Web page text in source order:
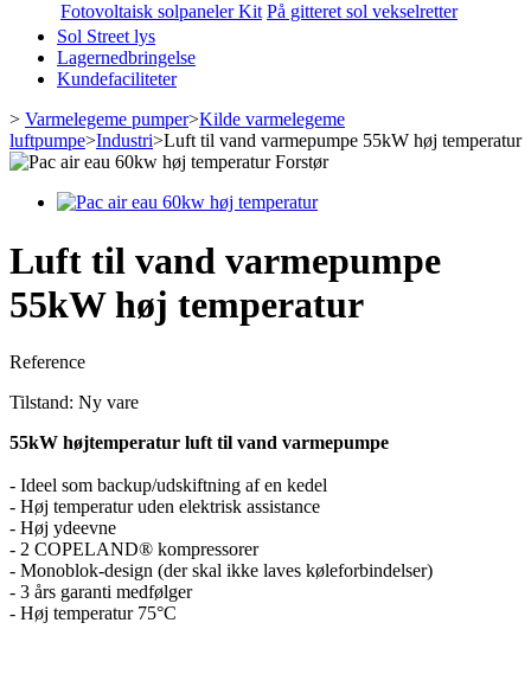
Fotovoltaisk solpaneler Kit På gitteret sol vekselretter
Sol Street lys
Lagernedbringelse
Kundefaciliteter
> Varmelegeme pumper>Kilde varmelegeme
luftpumpe>Industri>Luft til vand varmepumpe 55kW høj temperatur
Forstør
Luft til vand varmepumpe
55kW høj temperatur
Reference
Tilstand: Ny vare
55kW højtemperatur luft til vand varmepumpe
- Ideel som backup/udskiftning af en kedel
- Høj temperatur uden elektrisk assistance
- Høj ydeevne
- 2 COPELAND® kompressorer
- Monoblok-design (der skal ikke laves køleforbindelser)
- 3 års garanti medfølger
- Høj temperatur 75°C